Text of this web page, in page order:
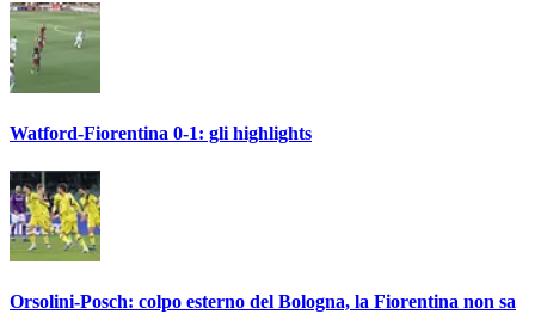
Watford-Fiorentina 0-1: gli highlights
Orsolini-Posch: colpo esterno del Bologna, la Fiorentina non sa